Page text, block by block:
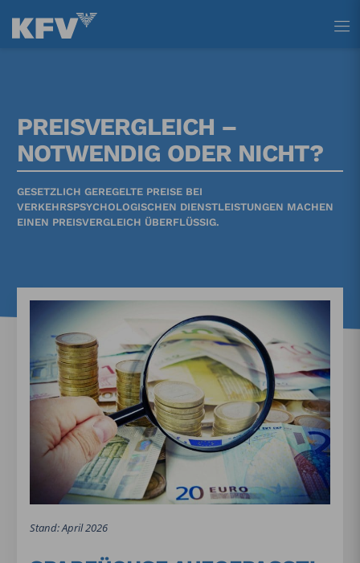
PREISVERGLEICH –
NOTWENDIG ODER NICHT?
GESETZLICH GEREGELTE PREISE BEI
VERKEHRSPSYCHOLOGISCHEN DIENSTLEISTUNGEN MACHEN
EINEN PREISVERGLEICH ÜBERFLÜSSIG.
Stand: April 2026